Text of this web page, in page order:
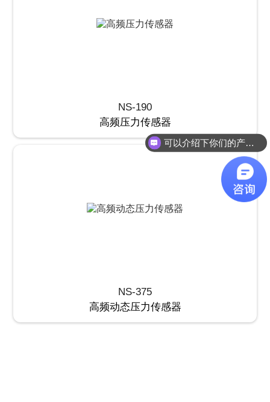
NS-190
高频压力传感器
NS-375
高频动态压力传感器
可以介绍下你们的产品么？